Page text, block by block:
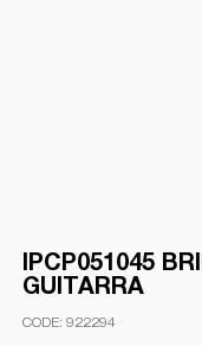
IPCP051045
GUITARRA
922294